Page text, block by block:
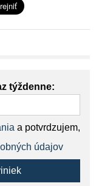
týždenne:
a potvrdzujem,
údajov